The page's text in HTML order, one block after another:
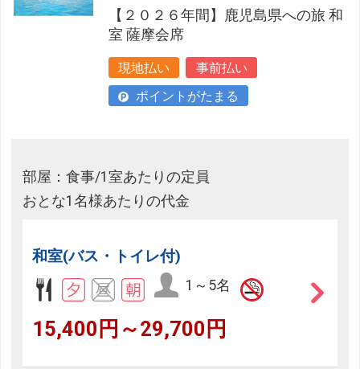
【２０２６年間】鹿児島県への旅 和
室 薩摩会席
現地払い
事前払い
ポイントがたまる
部屋：食事/1室あたりの定員
おとな1名様あたりの代金
和室(バス・トイレ付)
1～5名
15,400円～29,700円